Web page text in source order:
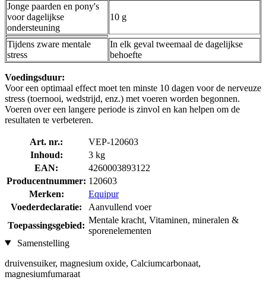
Jonge paarden en pony's
voor dagelijkse
ondersteuning
10 g
Tijdens zware mentale
stress
In elk geval tweemaal de dagelijkse
behoefte
Voedingsduur:
Voor een optimaal effect moet ten minste 10 dagen voor de nerveuze
stress (toernooi, wedstrijd, enz.) met voeren worden begonnen.
Voeren over een langere periode is zinvol en kan helpen om de
resultaten te verbeteren.
Art. nr.:
VEP-120603
Inhoud:
3 kg
EAN:
4260003893122
Producentnummer: 120603
Merken:
Equipur
Voederdeclaratie:
Aanvullend voer
Toepassingsgebied:
Mentale kracht, Vitaminen, mineralen &
sporenelementen
Samenstelling
druivensuiker, magnesium oxide, Calciumcarbonaat,
magnesiumfumaraat